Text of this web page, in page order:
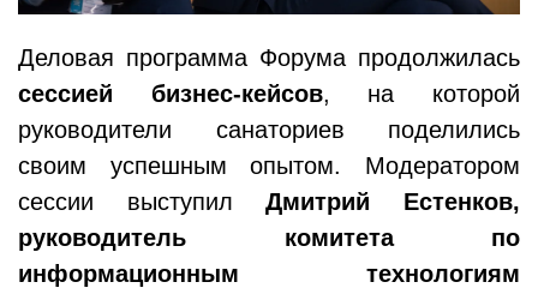
Деловая программа Форума продолжилась
сессией бизнес-кейсов, на которой
руководители санаториев поделились
своим успешным опытом. Модератором
сессии выступилДмитрий Естенков,
руководитель комитета по
информационным технологиям